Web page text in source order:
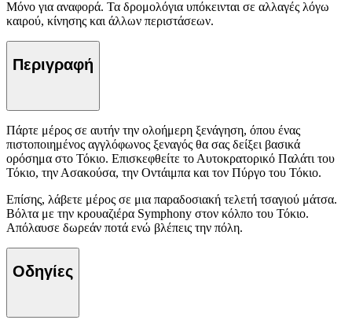
Μόνο για αναφορά. Τα δρομολόγια υπόκεινται σε αλλαγές λόγω
καιρού, κίνησης και άλλων περιστάσεων.
Περιγραφή
Πάρτε μέρος σε αυτήν την ολοήμερη ξενάγηση, όπου ένας
πιστοποιημένος αγγλόφωνος ξεναγός θα σας δείξει βασικά
ορόσημα στο Τόκιο. Επισκεφθείτε το Αυτοκρατορικό Παλάτι του
Τόκιο, την Ασακούσα, την Οντάιμπα και τον Πύργο του Τόκιο.
Επίσης, λάβετε μέρος σε μια παραδοσιακή τελετή τσαγιού μάτσα.
Βόλτα με την κρουαζιέρα Symphony στον κόλπο του Τόκιο.
Απόλαυσε δωρεάν ποτά ενώ βλέπεις την πόλη.
Οδηγίες